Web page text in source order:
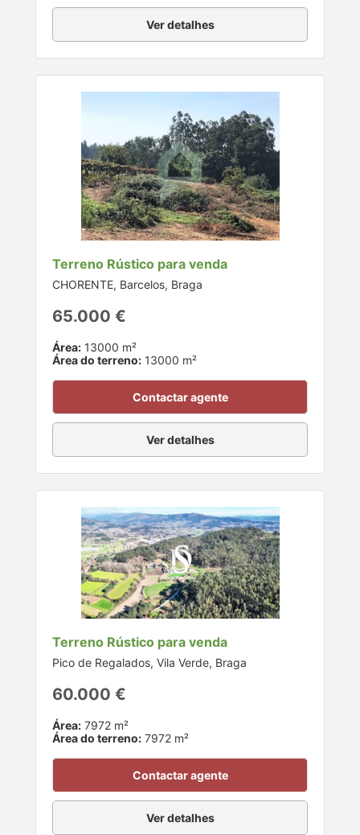
Ver detalhes
Terreno Rústico para venda
CHORENTE, Barcelos, Braga
65.000 €
Área: 13000 m²
Área do terreno: 13000 m²
Contactar agente
Ver detalhes
Terreno Rústico para venda
Pico de Regalados, Vila Verde, Braga
60.000 €
Área: 7972 m²
Área do terreno: 7972 m²
Contactar agente
Ver detalhes